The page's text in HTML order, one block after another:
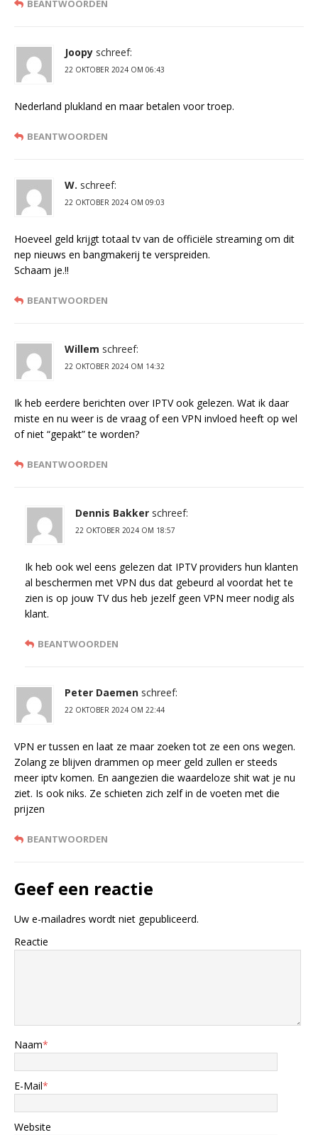
BEANTWOORDEN
Joopy schreef:
22 OKTOBER 2024 OM 06:43
Nederland plukland en maar betalen voor troep.
BEANTWOORDEN
W. schreef:
22 OKTOBER 2024 OM 09:03
Hoeveel geld krijgt totaal tv van de officiële streaming om dit
nep nieuws en bangmakerij te verspreiden.
Schaam je.!!
BEANTWOORDEN
Willem schreef:
22 OKTOBER 2024 OM 14:32
Ik heb eerdere berichten over IPTV ook gelezen. Wat ik daar
miste en nu weer is de vraag of een VPN invloed heeft op wel
of niet “gepakt” te worden?
BEANTWOORDEN
Dennis Bakker schreef:
22 OKTOBER 2024 OM 18:57
Ik heb ook wel eens gelezen dat IPTV providers hun klanten
al beschermen met VPN dus dat gebeurd al voordat het te
zien is op jouw TV dus heb jezelf geen VPN meer nodig als
klant.
BEANTWOORDEN
Peter Daemen schreef:
22 OKTOBER 2024 OM 22:44
VPN er tussen en laat ze maar zoeken tot ze een ons wegen.
Zolang ze blijven drammen op meer geld zullen er steeds
meer iptv komen. En aangezien die waardeloze shit wat je nu
ziet. Is ook niks. Ze schieten zich zelf in de voeten met die
prijzen
BEANTWOORDEN
Geef een reactie
Uw e-mailadres wordt niet gepubliceerd.
Reactie
Naam*
E-Mail*
Website